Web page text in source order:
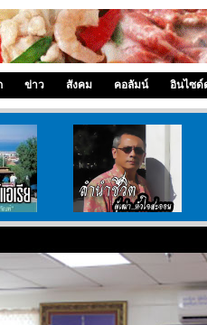
ข่าว สังคม คอลัมน์ อินไซด์
อเรีย ลำนำ..ชีวิต